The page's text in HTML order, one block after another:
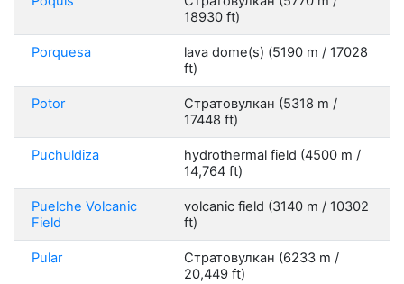
18930 ft)
Porquesa
lava dome(s) (5190 m / 17028
ft)
Potor
Стратовулкан (5318 m /
17448 ft)
Puchuldiza
hydrothermal field (4500 m /
14,764 ft)
Puelche Volcanic
Field
volcanic field (3140 m / 10302
ft)
Pular
Стратовулкан (6233 m /
20,449 ft)